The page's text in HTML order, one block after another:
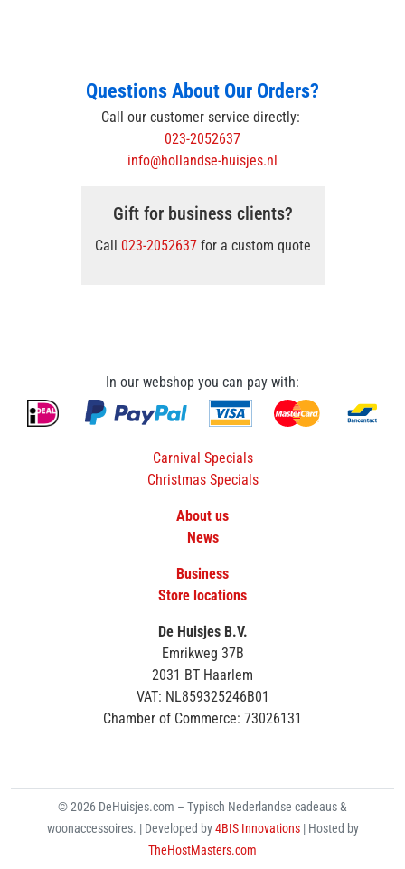
Questions About Our Orders?
Call our customer service directly:
023-2052637
info@hollandse-huisjes.nl
Gift for business clients?
Call 023-2052637for a custom quote
In our webshop you can pay with:
Carnival Specials
Christmas Specials
About us
News
Business
Store locations
De Huisjes B.V.
Emrikweg 37B
2031 BT Haarlem
VAT: NL859325246B01
Chamber of Commerce: 73026131
© 2026 DeHuisjes.com – Typisch Nederlandse cadeaus &
woonaccessoires. | Developed by4BIS Innovations | Hosted by
TheHostMasters.com